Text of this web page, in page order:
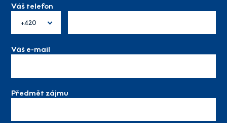
Váš telefon
+420
Váš e-mail
Předmět zájmu